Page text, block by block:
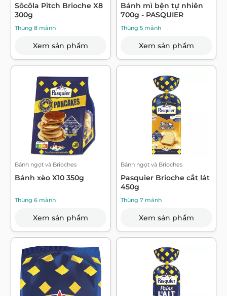
Sôcôla Pitch Brioche X8
300g
Thùng 8 mảnh
Xem sản phẩm
Bánh mì bện tự nhiên
700g - PASQUIER
Thùng 5 mảnh
Xem sản phẩm
Bánh ngọt và Brioches
Bánh xèo X10 350g
Thùng 6 mảnh
Xem sản phẩm
Bánh ngọt và Brioches
Pasquier Brioche cắt lát
450g
Thùng 7 mảnh
Xem sản phẩm